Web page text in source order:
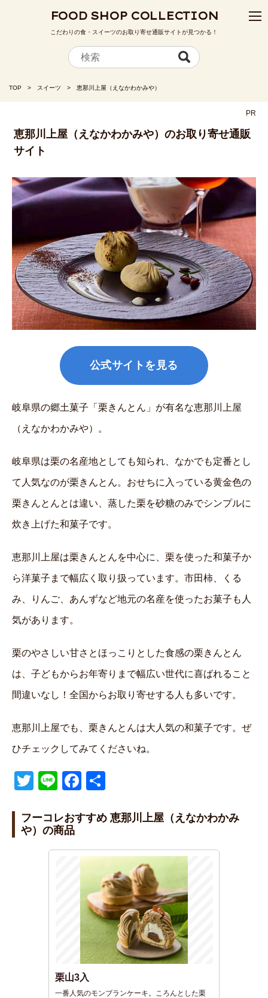
FOOD SHOP COLLECTION
こだわりの食・スイーツのお取り寄せ通販サイトが見つかる！
TOP スイーツ 恵那川上屋（えなかわかみや）
PR
恵那川上屋（えなかわかみや）のお取り寄せ通販
サイト
公式サイトを見る
岐阜県の郷土菓子「栗きんとん」が有名な恵那川上屋
（えなかわかみや）。
岐阜県は栗の名産地としても知られ、なかでも定番とし
て人気なのが栗きんとん。おせちに入っている黄金色の
栗きんとんとは違い、蒸した栗を砂糖のみでシンプルに
炊き上げた和菓子です。
恵那川上屋は栗きんとんを中心に、栗を使った和菓子か
ら洋菓子まで幅広く取り扱っています。市田柿、くる
み、りんご、あんずなど地元の名産を使ったお菓子も人
気があります。
栗のやさしい甘さとほっこりとした食感の栗きんとん
は、子どもからお年寄りまで幅広い世代に喜ばれること
間違いなし！全国からお取り寄せする人も多いです。
恵那川上屋でも、栗きんとんは大人気の和菓子です。ぜ
ひチェックしてみてくださいね。
T
tt
er
Li
e
F
c
b
o
o
k
フーコレおすすめ 恵那川上屋（えなかわかみ
や）の商品
栗山3入
一番人気のモンブランケーキ。ころんとした栗